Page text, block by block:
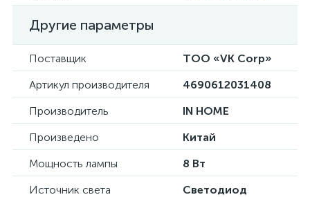
Другие параметры
Поставщик
ТОО «VK Corp»
Артикул производителя
4690612031408
Производитель
IN HOME
Произведено
Китай
Мощность лампы
8 Вт
Источник света
Светодиод